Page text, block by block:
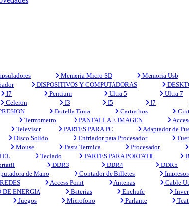
Memoria Micro SD Memoria Usb
DISPOSITIVOS Y COMPUTADORAS
I7 Pentium Ultra 5 Ultra 7
Celeron I3 I5 I7
Botella Tinta Cartuchos
Termometro PANTALLA E IMAGEN
Televisor PARTES PARA PC Adaptador de
Disco Solido Enfriador para Procesador
Mouse Pasta Termica Procesador
Teclado PARTES PARA PORTATIL
DDR3 DDR4 DDR5
de Mano Contador de Billetes
REDES Access Point Antenas Cable
DE ENERGIA Baterias Enchufe
Juegos Microfono Parlante